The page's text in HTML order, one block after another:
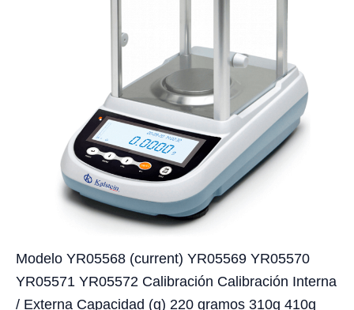
Modelo YR05568 (current) YR05569 YR05570
YR05571 YR05572 Calibración Calibración Interna
/ Externa Capacidad (g) 220 gramos 310g 410g